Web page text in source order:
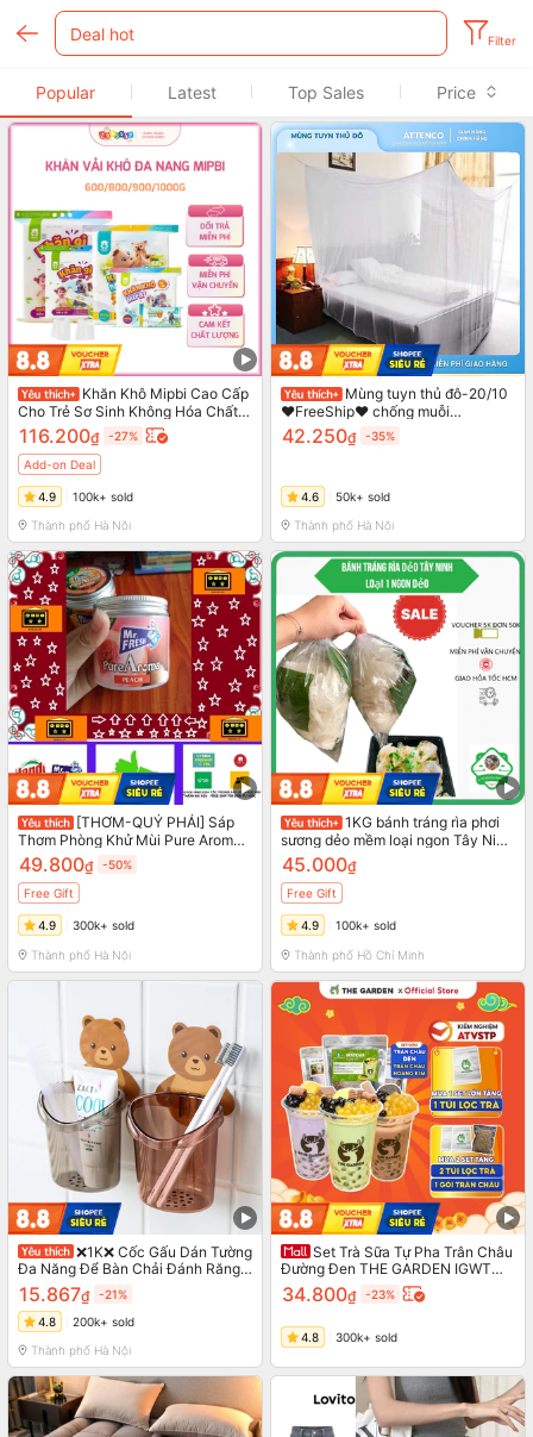
Filter
Popular Latest Top Sales Price
Khăn Khô Mipbi Cao Cấp
Cho Trẻ Sơ Sinh Không Hóa Chất
Khăn Lau Đa Năng Dùng Thay
Khăn Ướt
116.200₫ -27%
Add-on Deal
4.9 100k+ sold
Thành phố Hà Nội
Mùng tuyn thủ đô-20/10
❤️FreeShip❤️ chống muỗi
(1m2,1m6,1m8)| Hàng không cửa
(Bảo hành 1 đổi 1 trong 7 ngày)
42.250₫ -35%
4.6 50k+ sold
Thành phố Hà Nội
[THƠM-QUÝ PHÁI] Sáp
Thơm Phòng Khử Mùi Pure Aroma
230g
49.800₫ -50%
Free Gift
4.9 300k+ sold
Thành phố Hà Nội
1KG bánh tráng rìa phơi
sương dẻo mềm loại ngon Tây Ninh
SHIP HỎA TỐC đồ ăn vặt KO KÈM
MUỐI
45.000₫
Free Gift
4.9 100k+ sold
Thành phố Hồ Chí Minh
❌1K❌ Cốc Gấu Dán Tường
Đa Năng Để Bàn Chải Đánh Răng
Có Tặng Kèm Miếng Dán Có Lỗ
Thoát Nước Tiện Lợi 88183
15.867₫ -21%
4.8
200k+ sold
Thành phố Hà Nội
Set Trà Sữa Tự Pha Trân Châu
Đường Đen THE GARDEN IGWT
Nguyên Liệu Làm Trà Sữa
Chocolate, Matcha, 10 vị 6-8 Ly
34.800₫ -23%
4.8 300k+ sold